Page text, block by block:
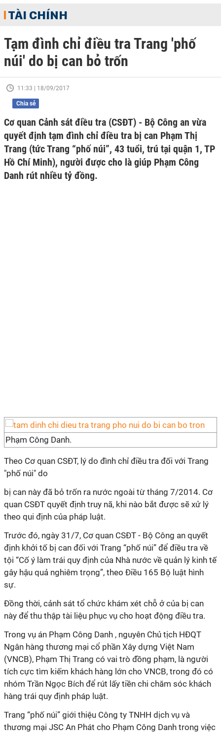
TÀI CHÍNH
Tạm đình chỉ điều tra Trang 'phố
núi' do bị can bỏ trốn
11:33 | 18/09/2017
Chia sẻ
Cơ quan Cảnh sát điều tra (CSĐT) - Bộ Công an vừa
quyết định tạm đình chỉ điều tra bị can Phạm Thị
Trang (tức Trang “phố núi”, 43 tuổi, trú tại quận 1, TP
Hồ Chí Minh), người được cho là giúp Phạm Công
Danh rút nhiều tỷ đồng.
Phạm Công Danh.
Theo Cơ quan CSĐT, lý do đình chỉ điều tra đối với Trang
"phố núi" do
bị can này đã bỏ trốn ra nước ngoài từ tháng 7/2014. Cơ
quan CSĐT quyết định truy nã, khi nào bắt được sẽ xử lý
theo qui định của pháp luật.
Trước đó, ngày 31/7, Cơ quan CSĐT - Bộ Công an quyết
định khởi tố bị can đối với Trang “phố núi” để điều tra về
tội “Cố ý làm trái quy định của Nhà nước về quản lý kinh tế
gây hậu quả nghiêm trọng”, theo Điều 165 Bộ luật hình
sự.
Đồng thời, cảnh sát tổ chức khám xét chỗ ở của bị can
này để thu thập tài liệu phục vụ cho hoạt động điều tra.
Trong vụ án Phạm Công Danh , nguyên Chủ tịch HĐQT
Ngân hàng thương mại cổ phần Xây dựng Việt Nam
(VNCB), Phạm Thị Trang có vai trò đồng phạm, là người
tích cực tìm kiếm khách hàng lớn cho VNCB, trong đó có
nhóm Trần Ngọc Bích để rút lấy tiền chi chăm sóc khách
hàng trái quy định pháp luật.
Trang “phố núi” giới thiệu Công ty TNHH dịch vụ và
thương mại JSC An Phát cho Phạm Công Danh trong việc